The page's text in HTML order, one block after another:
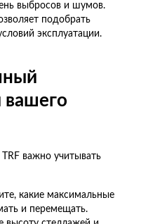
выбросов и шумов.
подобрать
эксплуатации.
вашего
важно учитывать
какие максимальные
и перемещать.